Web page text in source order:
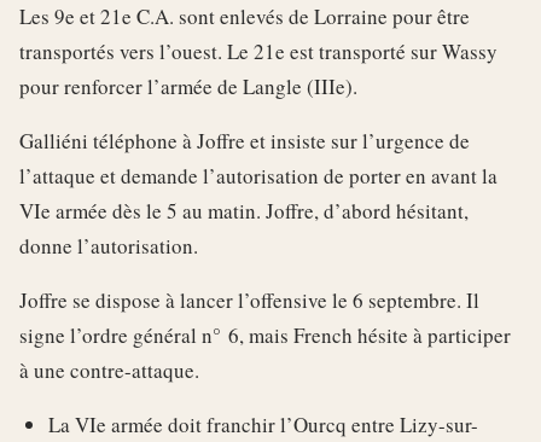
Les 9e et 21e C.A. sont enlevés de Lorraine pour être
transportés vers l’ouest. Le 21e est transporté sur Wassy
pour renforcer l’armée de Langle (IIIe).
Galliéni téléphone à Joffre et insiste sur l’urgence de
l’attaque et demande l’autorisation de porter en avant la
VIe armée dès le 5 au matin. Joffre, d’abord hésitant,
donne l’autorisation.
Joffre se dispose à lancer l’offensive le 6 septembre. Il
signe l’ordre général n° 6, mais French hésite à participer
à une contre-attaque.
La VIe armée doit franchir l’Ourcq entre Lizy-sur-